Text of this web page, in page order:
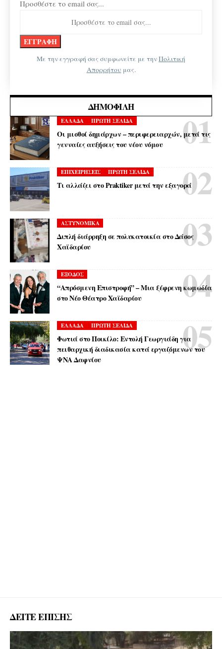
Προσθέστε το email σας...
Με την εγγραφή σας συμφωνείτε με τηνΠολιτική
Απορρήτου μας.
ΔΗΜΟΦΙΛΉ
ΕΛΛΑΔΑ ΠΡΩΤΗ ΣΕΛΙΔΑ
Οι μισθοί δημάρχων – περιφερειαρχών, μετά τις
γενναίες αυξήσεις του νέου νόμου
ΕΠΙΧΕΙΡΗΣΕΙΣ ΠΡΩΤΗ ΣΕΛΙΔΑ
Τι αλλάζει στο Praktiker μετά την εξαγορά
ΑΣΤΥΝΟΜΙΚΑ
Διπλή διάρρηξη σε πολυκατοικία στο Δάσος
Χαϊδαρίου
ΕΞΟΔΟΣ
“Απρόσμενη Επιστροφή” – Μια ξέφρενη κωμωδία
στο Νέο Θέατρο Χαϊδαρίου
ΕΛΛΑΔΑ ΠΡΩΤΗ ΣΕΛΙΔΑ
Φωτιά στο Ποικίλο: Εντολή Γεωργιάδη για
πειθαρχική διαδικασία κατά εργαζόμενων του
ΨΝΑ Δαφνίου
ΔΕΙΤΕ ΕΠΙΣΗΣ